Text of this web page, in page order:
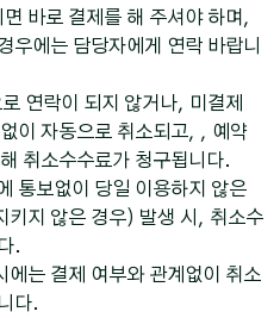
바로 결제를 해 주셔야 하며,
우에는 담당자에게 연락 바랍니
연락이 되지 않거나, 미결제
이 자동으로 취소되고, , 예약
취소수수료가 청구됩니다.
통보없이 당일 이용하지 않은
키지 않은 경우) 발생 시, 취소수
.
에는 결제 여부와 관계없이 취소
다.